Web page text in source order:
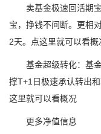
卖基金极速回活期宝
宝，挣钱不间断。更相
2天。点这里就可以看概
基金超级转化：基金
撑T+1日极速承认转出
这里就可以看概况
更多净值信息